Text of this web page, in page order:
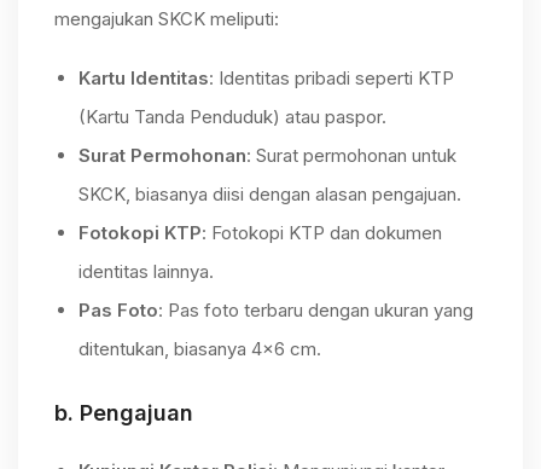
mengajukan SKCK meliputi:
Kartu Identitas: Identitas pribadi seperti KTP
(Kartu Tanda Penduduk) atau paspor.
Surat Permohonan: Surat permohonan untuk
SKCK, biasanya diisi dengan alasan pengajuan.
Fotokopi KTP: Fotokopi KTP dan dokumen
identitas lainnya.
Pas Foto: Pas foto terbaru dengan ukuran yang
ditentukan, biasanya 4×6 cm.
b. Pengajuan